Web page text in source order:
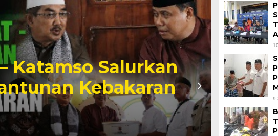
Katamso Salurkan
Kebakaran
Tak
Jumat, 17
9